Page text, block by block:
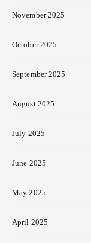
November 2025
October 2025
September 2025
August 2025
July 2025
June 2025
May 2025
April 2025